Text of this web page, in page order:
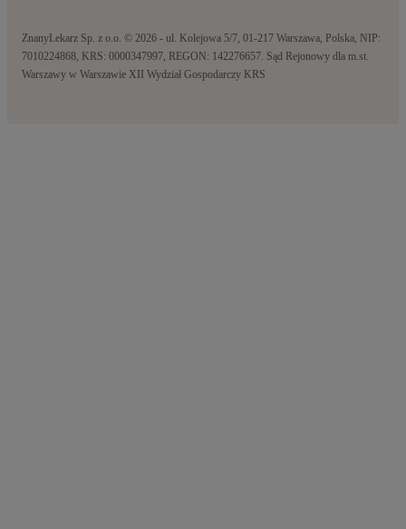
ZnanyLekarz Sp. z o.o. © 2026 - ul. Kolejowa 5/7, 01-217 Warszawa, Polska, NIP:
7010224868, KRS: 0000347997, REGON: 142276657. Sąd Rejonowy dla m.st.
Warszawy w Warszawie XII Wydział Gospodarczy KRS